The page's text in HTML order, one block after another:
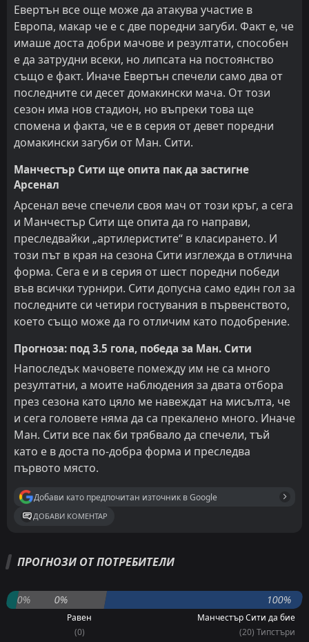
Евертън все още може да атакува участие в
Европа, макар че е с две поредни загуби. Факт е, че
имаше доста добри мачове и резултати, способен
е да затрудни всеки, но липсата на постоянство
също е факт. Иначе Евертън спечели само два от
последните си десет домакински мача. От този
сезон има нов стадион, но въпреки това ще
спомена и факта, че е в серия от девет поредни
домакински загуби от Ман. Сити.
Манчестър Сити ще опита пак да застигне
Арсенал
Арсенал вече спечели своя мач от този кръг, а сега
и Манчестър Сити ще опита да го направи,
преследвайки „артилеристите“ в класирането. И
този път в края на сезона Сити изглежда в отлична
форма. Сега е и в серия от шест поредни победи
във всички турнири. Сити допусна само един гол за
последните си четири гостувания в първенството,
което също може да го отличим като подобрение.
Прогноза: под 3.5 гола, победа за Ман. Сити
Напоследък мачовете помежду им не са много
резултатни, а моите наблюдения за двата отбора
през сезона като цяло ме навеждат на мисълта, че
и сега головете няма да са прекалено много. Иначе
Ман. Сити все пак би трябвало да спечели, тъй
като е в доста по-добра форма и преследва
първото място.
Добави като предпочитан източник в Google
ДОБАВИ КОМЕНТАР
ПРОГНОЗИ ОТ ПОТРЕБИТЕЛИ
0% 0% 100%
Равен
(0)
Манчестър Сити да бие
(20) Типстъри